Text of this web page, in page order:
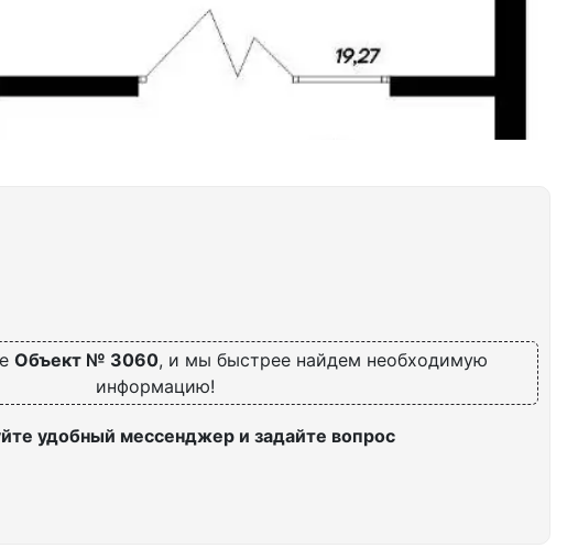
Объект № 3060, и мы быстрее найдем необходимую
информацию!
удобный мессенджер и задайте вопрос